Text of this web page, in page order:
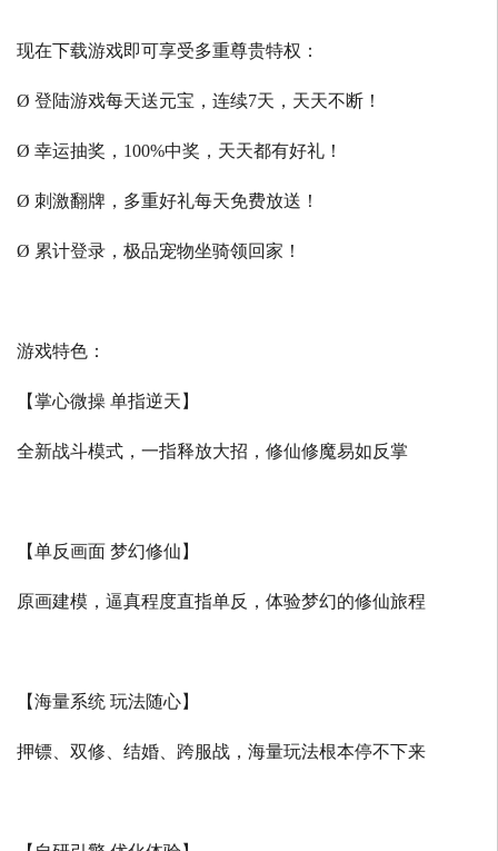
现在下载游戏即可享受多重尊贵特权：
Ø 登陆游戏每天送元宝，连续7天，天天不断！
Ø 幸运抽奖，100%中奖，天天都有好礼！
Ø 刺激翻牌，多重好礼每天免费放送！
Ø 累计登录，极品宠物坐骑领回家！
游戏特色：
【掌心微操 单指逆天】
全新战斗模式，一指释放大招，修仙修魔易如反掌
【单反画面 梦幻修仙】
原画建模，逼真程度直指单反，体验梦幻的修仙旅程
【海量系统 玩法随心】
押镖、双修、结婚、跨服战，海量玩法根本停不下来